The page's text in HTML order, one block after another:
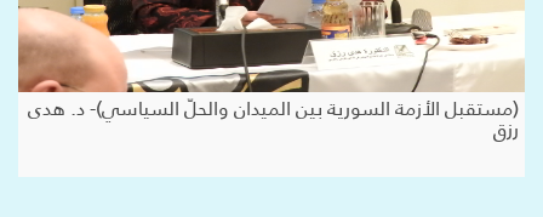
(مستقبل الأزمة السورية بين الميدان والحلّ السياسي)- د. هدى
رزق